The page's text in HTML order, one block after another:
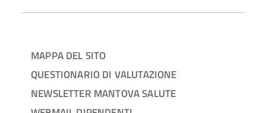
MAPPA DEL SITO
QUESTIONARIO DI VALUTAZIONE
NEWSLETTER MANTOVA SALUTE